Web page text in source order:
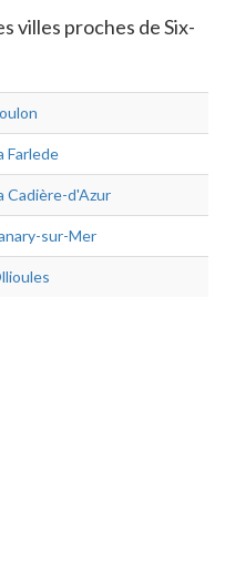
villes proches de Six-
Farlede
Cadière-d'Azur
sur-Mer